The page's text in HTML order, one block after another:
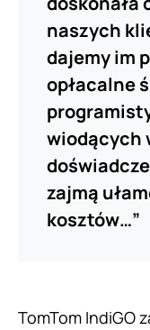
naszych
dajemy im
opłacalne
wiodących
zajmą
kosztów…”
TomTom IndiGO